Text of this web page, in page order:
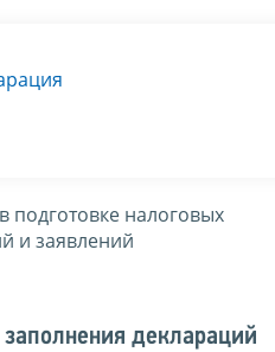
подготовке налоговых
и заявлений
деклараций